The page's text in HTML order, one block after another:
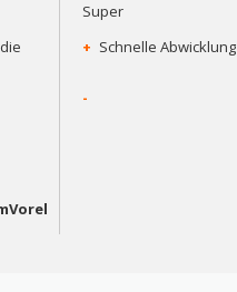
Super
+ Schnelle Abwicklung
-